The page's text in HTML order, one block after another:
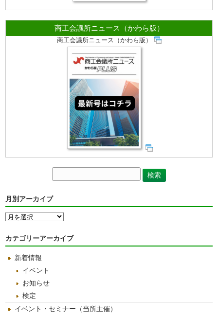
商工会議所ニュース（かわら版）
商工会議所ニュース（かわら版）
月別アーカイブ
月
ー
イ
カテゴリーアーカイブ
新着情報
イベント
お知らせ
検定
イベント・セミナー（当所主催）